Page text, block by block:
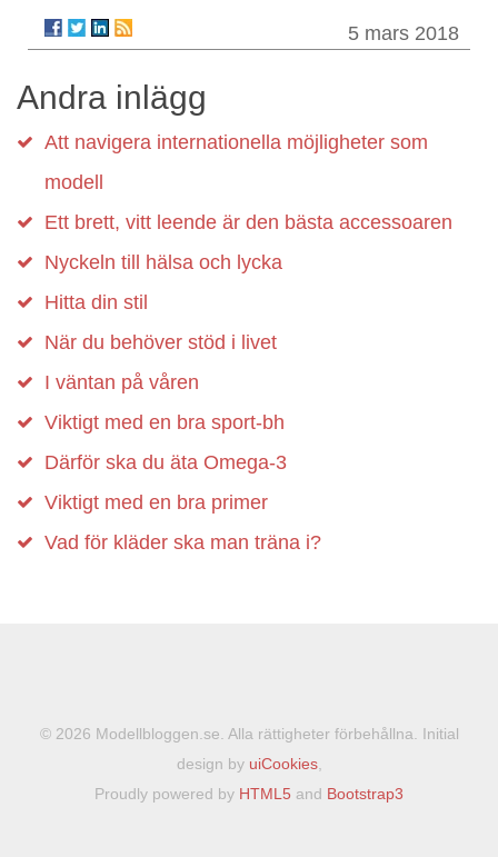
5 mars 2018
Andra inlägg
Att navigera internationella möjligheter som
modell
Ett brett, vitt leende är den bästa accessoaren
Nyckeln till hälsa och lycka
Hitta din stil
När du behöver stöd i livet
I väntan på våren
Viktigt med en bra sport-bh
Därför ska du äta Omega-3
Viktigt med en bra primer
Vad för kläder ska man träna i?
© 2026 Modellbloggen.se. Alla rättigheter förbehållna. Initial
design by uiCookies,
Proudly powered by HTML5 and Bootstrap3